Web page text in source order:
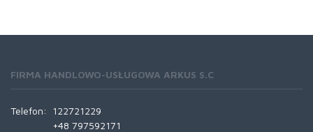
FIRMA HANDLOWO-USŁUGOWA ARKUS S.C
Telefon:
122721229
+48 797592171